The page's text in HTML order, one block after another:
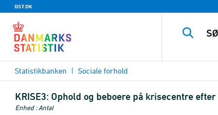
DST.DK
Statistikbanken Sociale forhold
KRISE3: Ophold og beboere på krisecentre
Enhed : Antal